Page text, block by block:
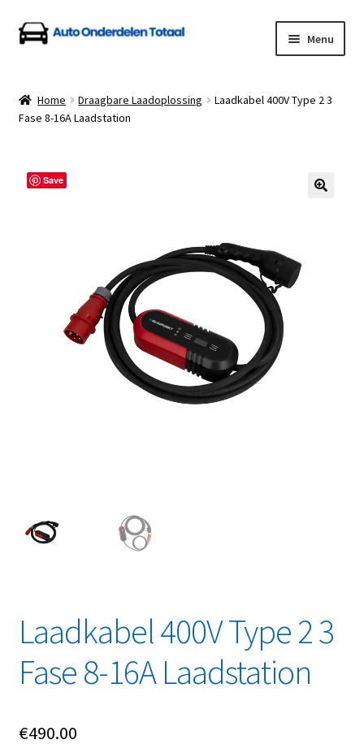
Ga
door
navigatie
Ga
naar
inhoud
Menu
Algemene Voorwaarden
Klantenservice
Videos
Winkelwagen
Home Draagbare Laadoplossing
Laadkabel 400V Type 2 3
Fase 8-16A Laadstation
Save
Laadkabel 400V Type 2 3
Fase 8-16A Laadstation
€490.00